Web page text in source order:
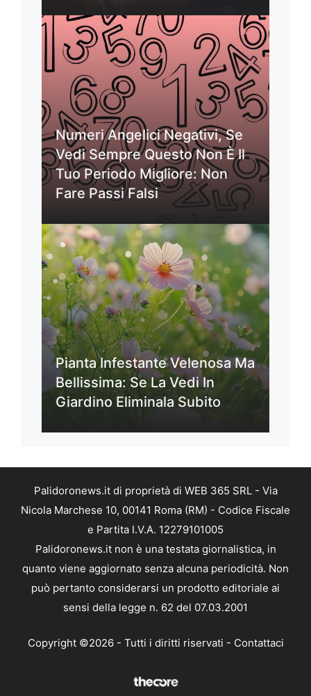
Numeri Angelici Negativi, Se
Vedi Sempre Questo Non È Il
Tuo Periodo Migliore: Non
Fare Passi Falsi
Pianta Infestante Velenosa Ma
Bellissima: Se La Vedi In
Giardino Eliminala Subito
Palidoronews.it di proprietà di WEB 365 SRL - Via
Nicola Marchese 10, 00141 Roma (RM) - Codice Fiscale
e Partita I.V.A. 12279101005
Palidoronews.it non è una testata giornalistica, in
quanto viene aggiornato senza alcuna periodicità. Non
può pertanto considerarsi un prodotto editoriale ai
sensi della legge n. 62 del 07.03.2001
Copyright ©2026 - Tutti i diritti riservati - Contattaci